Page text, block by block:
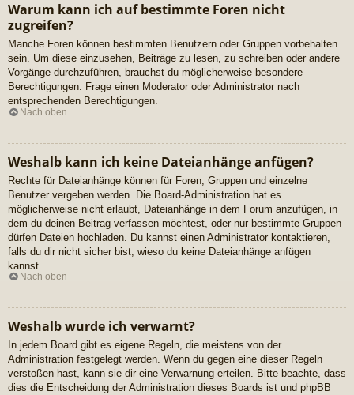
Warum kann ich auf bestimmte Foren nicht
zugreifen?
Manche Foren können bestimmten Benutzern oder Gruppen vorbehalten
sein. Um diese einzusehen, Beiträge zu lesen, zu schreiben oder andere
Vorgänge durchzuführen, brauchst du möglicherweise besondere
Berechtigungen. Frage einen Moderator oder Administrator nach
entsprechenden Berechtigungen.
Nach oben
Weshalb kann ich keine Dateianhänge anfügen?
Rechte für Dateianhänge können für Foren, Gruppen und einzelne
Benutzer vergeben werden. Die Board-Administration hat es
möglicherweise nicht erlaubt, Dateianhänge in dem Forum anzufügen, in
dem du deinen Beitrag verfassen möchtest, oder nur bestimmte Gruppen
dürfen Dateien hochladen. Du kannst einen Administrator kontaktieren,
falls du dir nicht sicher bist, wieso du keine Dateianhänge anfügen
kannst.
Nach oben
Weshalb wurde ich verwarnt?
In jedem Board gibt es eigene Regeln, die meistens von der
Administration festgelegt werden. Wenn du gegen eine dieser Regeln
verstoßen hast, kann sie dir eine Verwarnung erteilen. Bitte beachte, dass
dies die Entscheidung der Administration dieses Boards ist und phpBB